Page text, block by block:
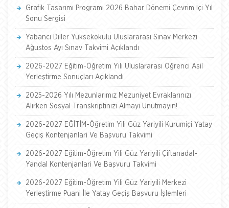
Grafik Tasarımı Programı 2026 Bahar Dönemi Çevrim İçi Yıl
Sonu Sergisi
Yabancı Diller Yüksekokulu Uluslararası Sınav Merkezi
Ağustos Ayı Sınav Takvimi Açıklandı
2026-2027 Eğitim-Öğretim Yılı Uluslararası Öğrenci Asil
Yerleştirme Sonuçları Açıklandı
2025-2026 Yılı Mezunlarımız Mezuniyet Evraklarınızı
Alırken Sosyal Transkriptinizi Almayı Unutmayın!
2026-2027 EĞİTİM-Öğretim Yili Güz Yariyili Kurumiçi Yatay
Geçiş Kontenjanlari Ve Başvuru Takvimi
2026-2027 Eğitim-Öğretim Yili Güz Yariyili Çiftanadal-
Yandal Kontenjanlari Ve Başvuru Takvimi
2026-2027 Eğitim-Öğretim Yili Güz Yariyili Merkezi
Yerleştirme Puani İle Yatay Geçiş Başvuru İşlemleri